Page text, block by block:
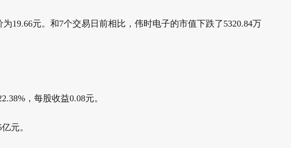
19.66元。和7个交易日前相比，伟时电子的市值下跌了5320.84万
，每股收益0.08元。
元。